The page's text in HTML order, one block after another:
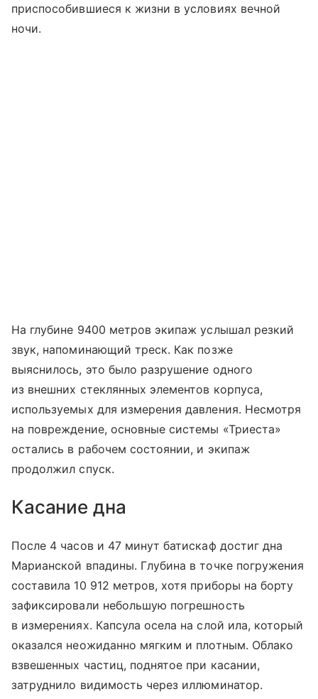
приспособившиеся к жизни в условиях вечной
ночи.
На глубине 9400 метров экипаж услышал резкий
звук, напоминающий треск. Как позже
выяснилось, это было разрушение одного
из внешних стеклянных элементов корпуса,
используемых для измерения давления. Несмотря
на повреждение, основные системы «Триеста»
остались в рабочем состоянии, и экипаж
продолжил спуск.
Касание дна
После 4 часов и 47 минут батискаф достиг дна
Марианской впадины. Глубина в точке погружения
составила 10 912 метров, хотя приборы на борту
зафиксировали небольшую погрешность
в измерениях. Капсула осела на слой ила, который
оказался неожиданно мягким и плотным. Облако
взвешенных частиц, поднятое при касании,
затруднило видимость через иллюминатор.